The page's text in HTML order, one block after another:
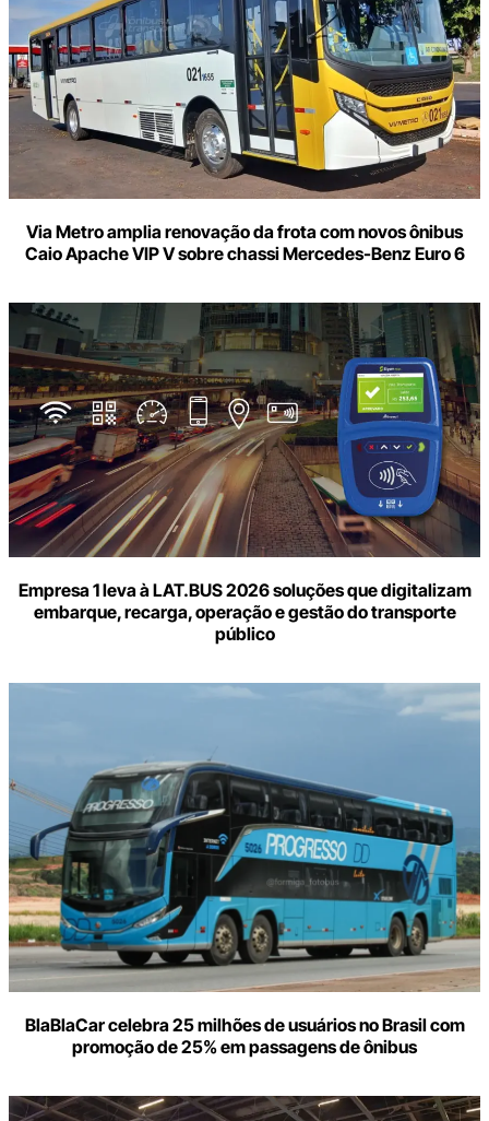
Via Metro amplia renovação da frota com novos ônibus
Caio Apache VIP V sobre chassi Mercedes-Benz Euro 6
Empresa 1 leva à LAT.BUS 2026 soluções que digitalizam
embarque, recarga, operação e gestão do transporte
público
BlaBlaCar celebra 25 milhões de usuários no Brasil com
promoção de 25% em passagens de ônibus